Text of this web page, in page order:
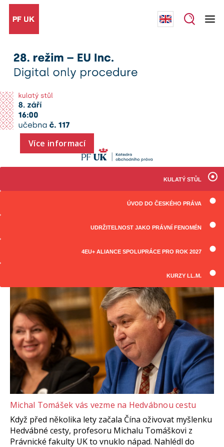
KULATÝ STŮL
ÚVOD DO ČESKÉHO PRÁVA
UDRŽITELNOST JAKO PRÁVNÍ FENOMÉN
4EU+ ALIANCE SPOLUPRÁCE PRO ROK 2027
KURZY LL.M.
Více informací
Všechny články
Michal Tomášek vás vezme na Hedvábnou cestu
Když před několika lety začala Čína oživovat myšlenku
Hedvábné cesty, profesoru Michalu Tomáškovi z
Právnické fakulty UK to vnuklo nápad. Nahlédl do